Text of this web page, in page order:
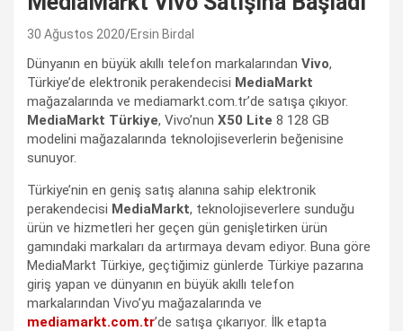
30 Ağustos 2020 Ersin Birdal
Dünyanın en büyük akıllı telefon markalarından Vivo,
Türkiye’de elektronik perakendecisi MediaMarkt
mağazalarında ve mediamarkt.com.tr’de satışa çıkıyor.
MediaMarkt Türkiye, Vivo’nun X50 Lite 8 128 GB
modelini mağazalarında teknolojiseverlerin beğenisine
sunuyor.
Türkiye’nin en geniş satış alanına sahip elektronik
perakendecisi MediaMarkt, teknolojiseverlere sunduğu
ürün ve hizmetleri her geçen gün genişletirken ürün
gamındaki markaları da artırmaya devam ediyor. Buna göre
MediaMarkt Türkiye, geçtiğimiz günlerde Türkiye pazarına
giriş yapan ve dünyanın en büyük akıllı telefon
markalarından Vivo’yu mağazalarında ve
mediamarkt.com.tr’de satışa çıkarıyor. İlk etapta